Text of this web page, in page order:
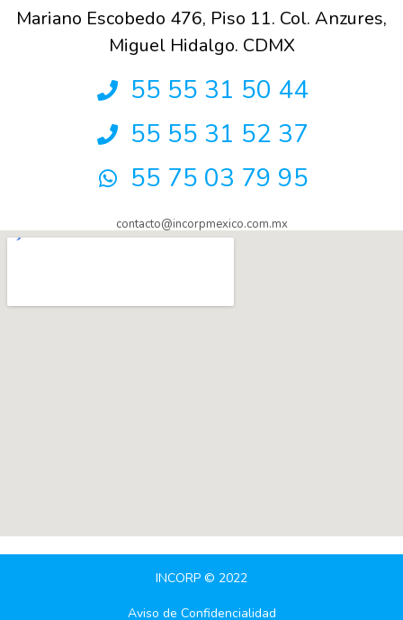
Mariano Escobedo 476, Piso 11. Col. Anzures,
Miguel Hidalgo. CDMX
55 55 31 50 44
55 55 31 52 37
55 75 03 79 95
contacto@incorpmexico.com.mx
INCORP © 2022
Aviso de Confidencialidad